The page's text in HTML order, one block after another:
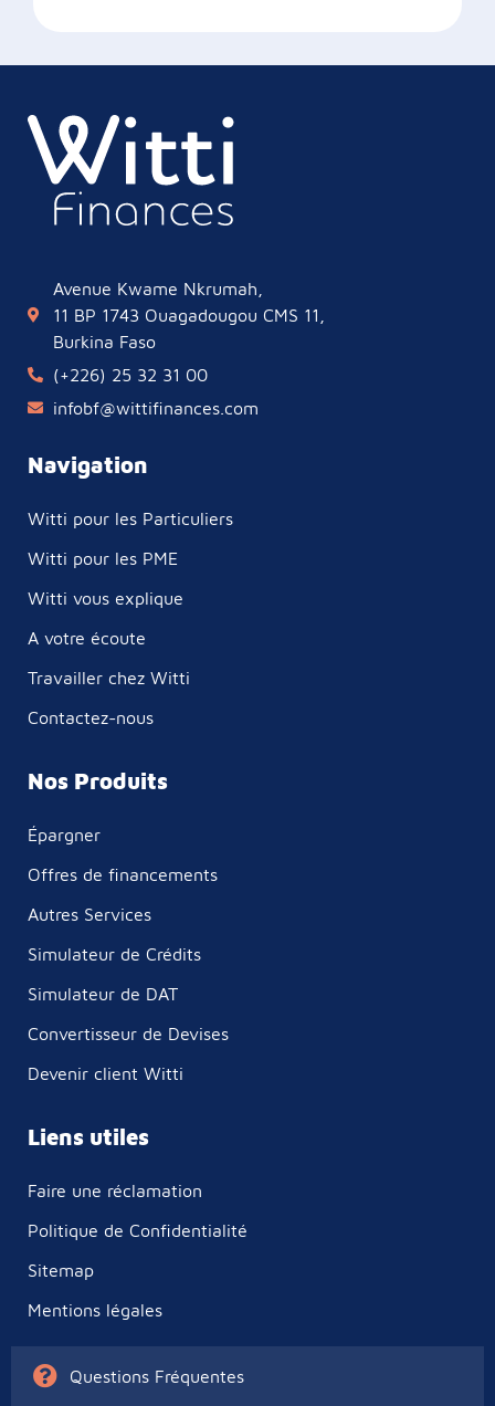
Avenue Kwame Nkrumah,
11 BP 1743 Ouagadougou CMS 11,
Burkina Faso
(+226) 25 32 31 00
infobf@wittifinances.com
Navigation
Witti pour les Particuliers
Witti pour les PME
Witti vous explique
A votre écoute
Travailler chez Witti
Contactez-nous
Nos Produits
Épargner
Offres de financements
Autres Services
Simulateur de Crédits
Simulateur de DAT
Convertisseur de Devises
Devenir client Witti
Liens utiles
Faire une réclamation
Politique de Confidentialité
Sitemap
Mentions légales
Questions Fréquentes